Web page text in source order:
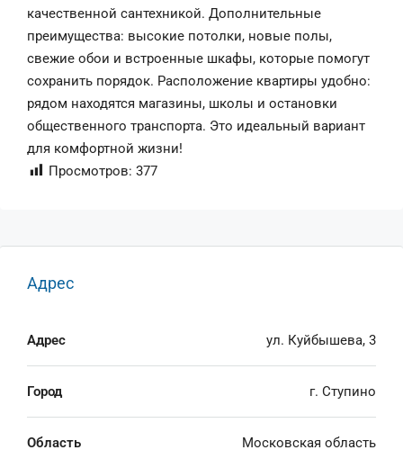
качественной сантехникой. Дополнительные
преимущества: высокие потолки, новые полы,
свежие обои и встроенные шкафы, которые помогут
сохранить порядок. Расположение квартиры удобно:
рядом находятся магазины, школы и остановки
общественного транспорта. Это идеальный вариант
для комфортной жизни!
Просмотров: 377
Адрес
Адрес ул. Куйбышева, 3
Город г. Ступино
Область Московская область